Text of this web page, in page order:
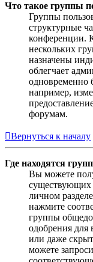
Что такое группы
Группы
структурные
конференции.
нескольких
назначены
облегчает
одновременно
например,
форумам.
Вернуться к началу
Где находятся
Вы можете
существующих
личном
нажмите
группы
одобрения для
или даже
можете